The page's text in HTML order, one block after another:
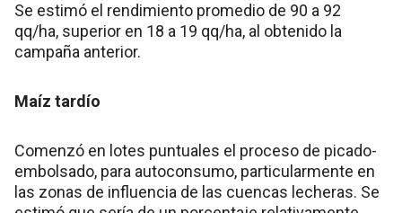
Se estimó el rendimiento promedio de 90 a 92
qq/ha, superior en 18 a 19 qq/ha, al obtenido la
campaña anterior.
Maíz tardío
Comenzó en lotes puntuales el proceso de picado-
embolsado, para autoconsumo, particularmente en
las zonas de influencia de las cuencas lecheras. Se